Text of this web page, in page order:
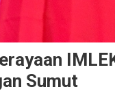
Sumut